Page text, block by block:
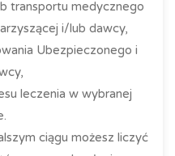
transportu medycznego
i/lub dawcy,
Ubezpieczonego i
leczenia w wybranej
ciągu możesz liczyć